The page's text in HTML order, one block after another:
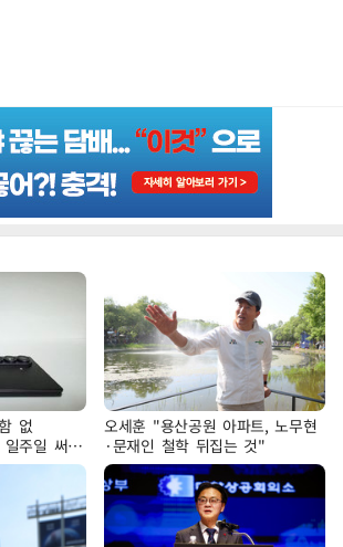
없
주일 써보
오세훈 "용산공원 아파트, 노무현
·문재인 철학 뒤집는 것"